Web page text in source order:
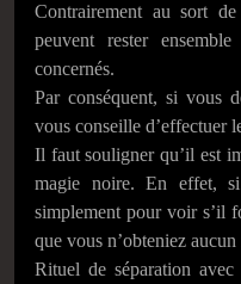
Contrairement au sort
peuvent rester
concernés.
Par conséquent, si vous
vous conseille d’effectuer
Il faut souligner qu’il est
magie noire. En effet,
simplement pour voir s’il
que vous n’obteniez aucun
Rituel de séparation